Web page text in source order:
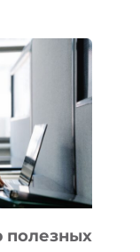
полезных